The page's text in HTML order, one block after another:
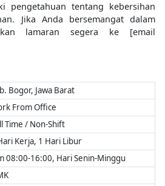
pengetahuan tentang kebersihan
Jika Anda bersemangat dalam
lamaran segera ke [email
Bogor, Jawa Barat
From Office
Time / Non-Shift
Kerja, 1 Hari Libur
08:00-16:00, Hari Senin-Minggu